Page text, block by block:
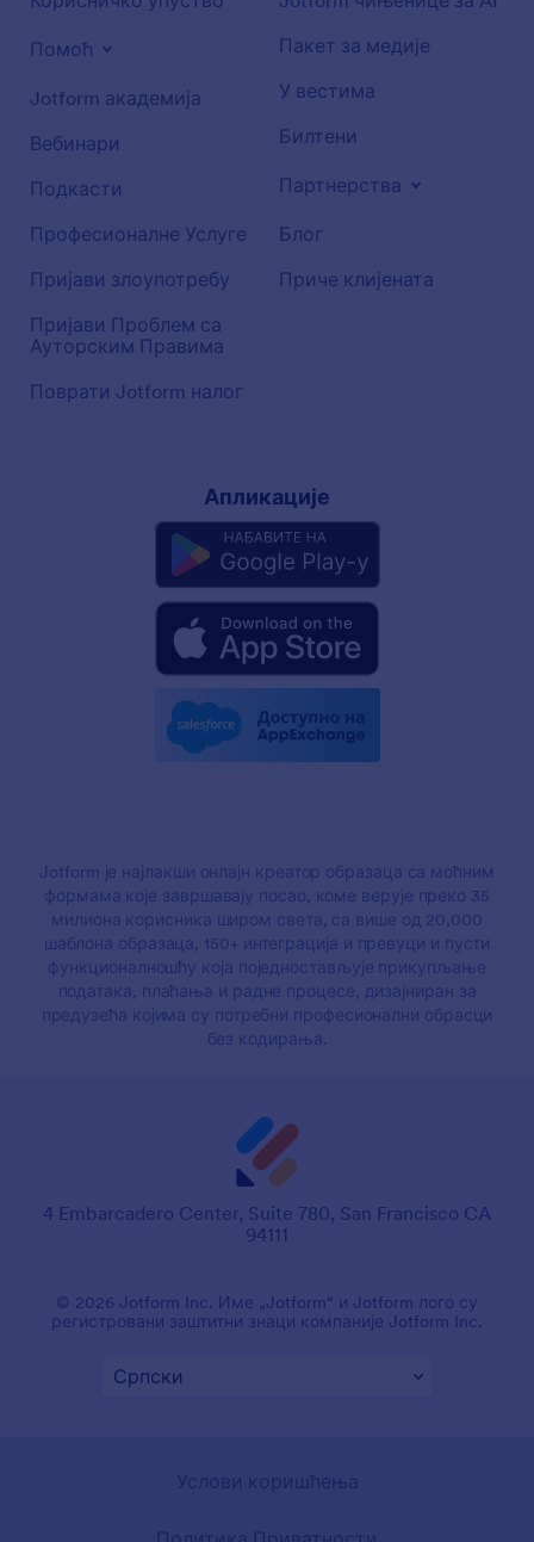
Помоћ
Jotform академија
Вебинари
Подкасти
Професионалне Услуге
Пријави злоупотребу
Пријави Проблем са
Ауторским Правима
Поврати Jotform налог
Пакет за медије
У вестима
Билтени
Партнерства
Блог
Приче клијената
Апликације
Jotform је најлакши онлајн креатор образаца са моћним
формама које завршавају посао, коме верује преко 35
милиона корисника широм света, са више од 20,000
шаблона образаца, 150+ интеграција и превуци и пусти
функционалношћу која поједностављује прикупљање
података, плаћања и радне процесе, дизајниран за
предузећа којима су потребни професионални обрасци
без кодирања.
4 Embarcadero Center, Suite 780, San Francisco CA
94111
© 2026 Jotform Inc. Име „Jotform“ и Jotform лого су
регистровани заштитни знаци компаније Jotform Inc.
Услови коришћења